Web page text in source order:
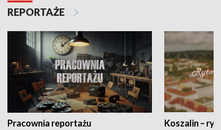
REPORTAŻE
Pracownia reportażu Koszalin –